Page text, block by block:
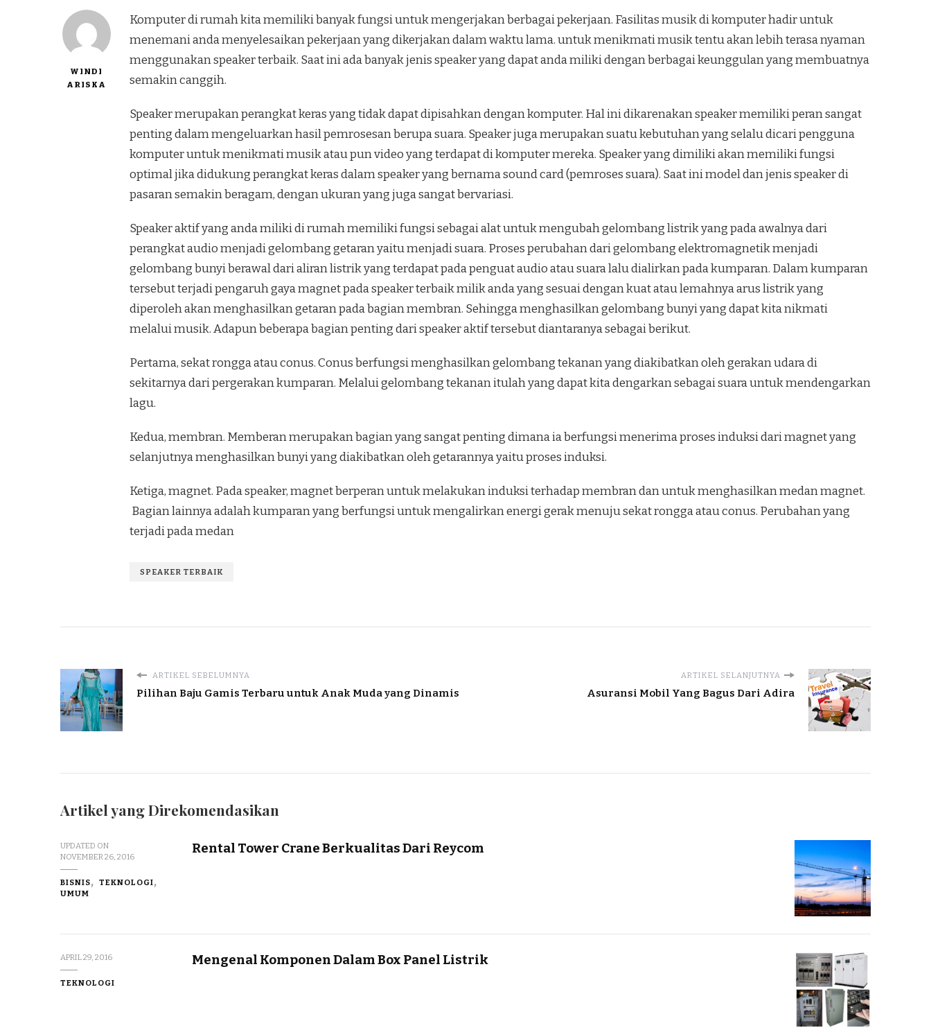
WINDI
ARISKA
Komputer di rumah kita memiliki banyak fungsi untuk mengerjakan berbagai pekerjaan. Fasilitas musik di komputer hadir untuk
menemani anda menyelesaikan pekerjaan yang dikerjakan dalam waktu lama. untuk menikmati musik tentu akan lebih terasa nyaman
menggunakan speaker terbaik. Saat ini ada banyak jenis speaker yang dapat anda miliki dengan berbagai keunggulan yang membuatnya
semakin canggih.
Speaker merupakan perangkat keras yang tidak dapat dipisahkan dengan komputer. Hal ini dikarenakan speaker memiliki peran sangat
penting dalam mengeluarkan hasil pemrosesan berupa suara. Speaker juga merupakan suatu kebutuhan yang selalu dicari pengguna
komputer untuk menikmati musik atau pun video yang terdapat di komputer mereka. Speaker yang dimiliki akan memiliki fungsi
optimal jika didukung perangkat keras dalam speaker yang bernama sound card (pemroses suara). Saat ini model dan jenis speaker di
pasaran semakin beragam, dengan ukuran yang juga sangat bervariasi.
Speaker aktif yang anda miliki di rumah memiliki fungsi sebagai alat untuk mengubah gelombang listrik yang pada awalnya dari
perangkat audio menjadi gelombang getaran yaitu menjadi suara. Proses perubahan dari gelombang elektromagnetik menjadi
gelombang bunyi berawal dari aliran listrik yang terdapat pada penguat audio atau suara lalu dialirkan pada kumparan. Dalam kumparan
tersebut terjadi pengaruh gaya magnet pada speaker terbaik milik anda yang sesuai dengan kuat atau lemahnya arus listrik yang
diperoleh akan menghasilkan getaran pada bagian membran. Sehingga menghasilkan gelombang bunyi yang dapat kita nikmati
melalui musik. Adapun beberapa bagian penting dari speaker aktif tersebut diantaranya sebagai berikut.
Pertama, sekat rongga atau conus. Conus berfungsi menghasilkan gelombang tekanan yang diakibatkan oleh gerakan udara di
sekitarnya dari pergerakan kumparan. Melalui gelombang tekanan itulah yang dapat kita dengarkan sebagai suara untuk mendengarkan
lagu.
Kedua, membran. Memberan merupakan bagian yang sangat penting dimana ia berfungsi menerima proses induksi dari magnet yang
selanjutnya menghasilkan bunyi yang diakibatkan oleh getarannya yaitu proses induksi.
Ketiga, magnet. Pada speaker, magnet berperan untuk melakukan induksi terhadap membran dan untuk menghasilkan medan magnet.
Bagian lainnya adalah kumparan yang berfungsi untuk mengalirkan energi gerak menuju sekat rongga atau conus. Perubahan yang
terjadi pada medan
SPEAKER TERBAIK
ARTIKEL SEBELUMNYA
Pilihan Baju Gamis Terbaru untuk Anak Muda yang Dinamis
ARTIKEL SELANJUTNYA
Asuransi Mobil Yang Bagus Dari Adira
Artikel yang Direkomendasikan
UPDATED ON
NOVEMBER 26, 2016
BISNIS
TEKNOLOGI
UMUM
Rental Tower Crane Berkualitas Dari Reycom
APRIL 29, 2016
TEKNOLOGI
Mengenal Komponen Dalam Box Panel Listrik